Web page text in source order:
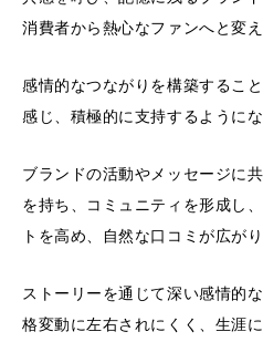
消費者から熱心なファンへと変
感情的なつながりを構築するこ
感じ、積極的に支持するようにな
ブランドの活動やメッセージに
を持ち、コミュニティを形成し
トを高め、自然な口コミが広がり
ストーリーを通じて深い感情的
格変動に左右されにくく、生涯